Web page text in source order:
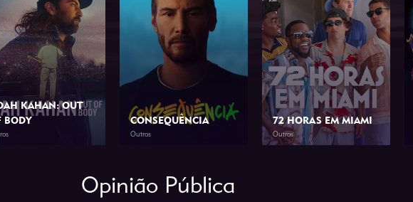
KAHAN: OUT
BODY
CONSEQUÊNCIA
Outros
72 HORAS EM MIAMI
Outros
Opinião Pública